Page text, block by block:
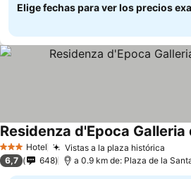
Elige fechas para ver los precios
3 Estrellas
Hotel Vistas a la plaza histórica
Residenza d'Epoca
6,7 648 a 0.9 km de: Plaza de la